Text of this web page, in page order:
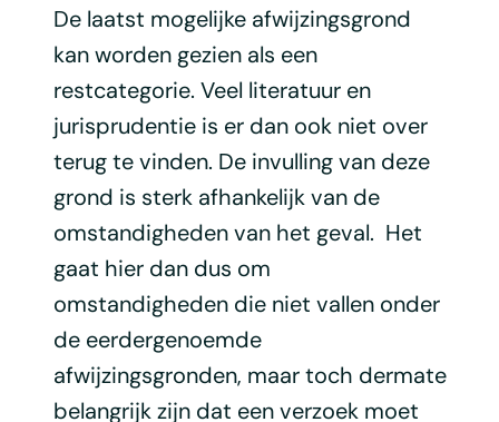
De laatst mogelijke afwijzingsgrond
kan worden gezien als een
restcategorie. Veel literatuur en
jurisprudentie is er dan ook niet over
terug te vinden. De invulling van deze
grond is sterk afhankelijk van de
omstandigheden van het geval. Het
gaat hier dan dus om
omstandigheden die niet vallen onder
de eerdergenoemde
afwijzingsgronden, maar toch dermate
belangrijk zijn dat een verzoek moet